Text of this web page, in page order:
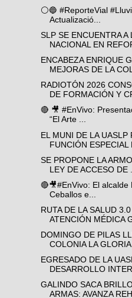
⚪️🔵 #ReporteVial
Actualizació...
SLP SE ENCUENTRA A
NACIONAL EN
ENCABEZA ENRIQUE
MEJORAS DE LA
RADIOTÓN 2026
DE FORMACIÓN Y
🔴 🎥 #EnVivo:
“El Arte ...
EL MUNI DE LA UASLP
FUNCIÓN ESPECIAL
SE PROPONE LA
LEY DE ACCESO DE
🔴🎥#EnVivo: El alcalde
Ceballos e...
RUTA DE LA SALUD
ATENCIÓN MÉDICA
DOMINGO DE PILAS
COLONIA LA
EGRESADO DE LA
DESARROLLO
GALINDO SACA
ARMAS: AVANZA